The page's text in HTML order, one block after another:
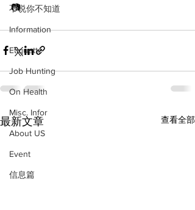
不说你不知道
Information
Etiquette
Job Hunting
On Health
Misc. Infor
About US
Event
信息篇
📷
最新文章 查看全部